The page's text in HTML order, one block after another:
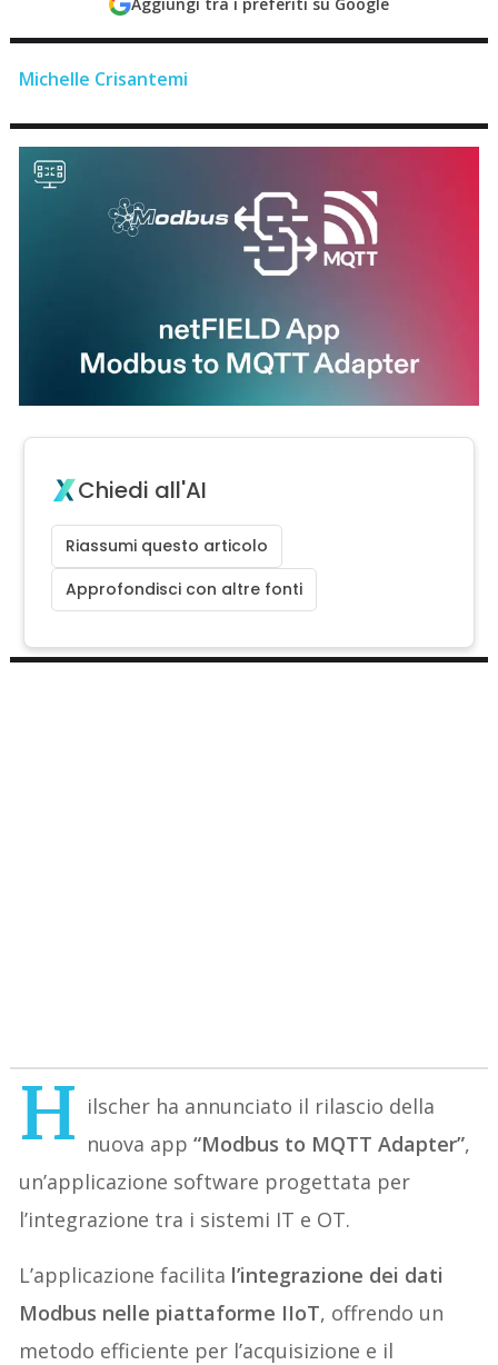
Michelle Crisantemi
Chiedi all'AI
Riassumi questo articolo
Approfondisci con altre fonti
H ilscher ha annunciato il rilascio della
nuova app“Modbus to MQTT Adapter”,
un’applicazione software progettata per
l’integrazione tra i sistemi IT e OT.
L’applicazione facilita l’integrazione dei dati
Modbus nelle piattaforme IIoT, offrendo un
metodo efficiente per l’acquisizione e il